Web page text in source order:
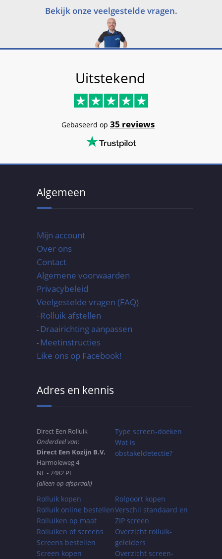
Bekijk onze veelgestelde vragen.
Uitstekend
Gebaseerd op 35 reviews
Algemeen
Mijn account
Over ons
Contact
Algemene voorwaarden
Privacybeleid
Veelgestelde vragen (FAQ)
- Rolluik afstellen
- Draairichting aanpassen
- Meetinstructies
Like ons op Facebook!
Adres en kennis
Direct Een Rolluik
Onderdeel van:
Direct Een Kozijn B.V.
Harmoleweg 4
NL - 7482 PL
(alleen op afspraak)
Type screen-doeken
Wat is
obstakeldetectie?
Rolluik kopen
Rolluik online bestellen
Rolluiken op maat
Rolluiken of screens
Screens bestellen
Screen kopen
Rolpoort kopen
Verschil standaard en
ZIP screen
Overzicht rolluik-
geleiders
Overzicht screen-